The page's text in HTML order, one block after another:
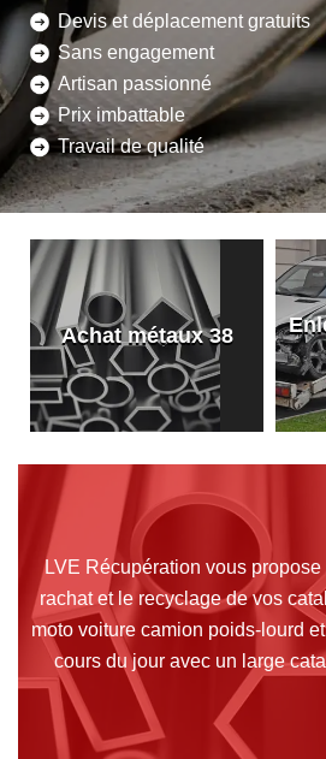
Devis et déplacement gratuits
Sans engagement
Artisan passionné
Prix imbattable
Travail de qualité
Achat métaux 38
LVE Récupération vous
rachat et le recyclage de vos
moto voiture camion poids-lourd
cours du jour avec un large